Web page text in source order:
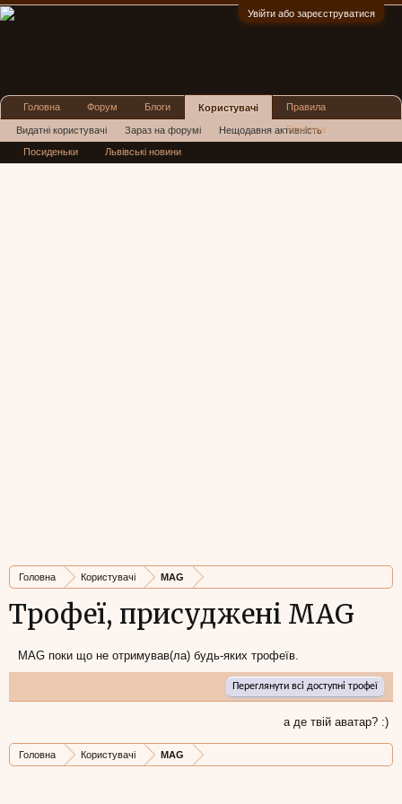
Увійти або зареєструватися
Головна Користувачі MAG
Трофеї, присуджені MAG
MAG поки що не отримував(ла) будь-яких трофеїв.
Переглянути всі доступні трофеї
а де твій аватар? :)
Головна Користувачі MAG
Головна Форум Блоги Користувачі
Видатні користувачі Зараз на форумі Нещодавня активність
Нові повідомлення профілю
Правила
Реклама
Посиденьки Львівські новини